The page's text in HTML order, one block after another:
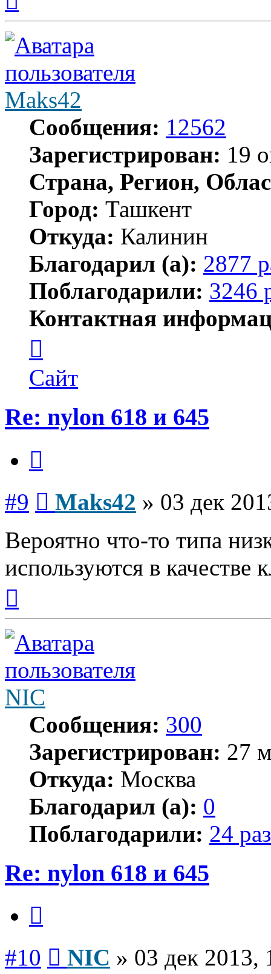
началу
Maks42
Сообщения: 12562
Зарегистрирован: 19
Страна, Регион,
Город: Ташкент
Откуда: Калинин
Благодарил (а): 2877
Поблагодарили: 3246
Контактная
пользователя
Maks42
Сайт
Re: nylon 618 и 645
#9 Maks42 » 03 дек
Вероятно что-то типа
используются в качестве
началу
NIC
Сообщения: 300
Зарегистрирован: 27
Откуда: Москва
Благодарил (а): 0
Поблагодарили: 24
Re: nylon 618 и 645
#10 NIC » 03 дек 2013,